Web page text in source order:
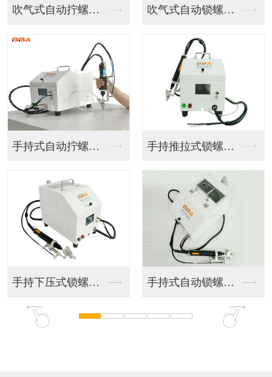
吹气式自动拧螺丝机 吹气式自动锁螺丝机
手持式自动拧螺丝机 手持推拉式锁螺丝机
手持下压式锁螺丝机 手持式自动锁螺丝机